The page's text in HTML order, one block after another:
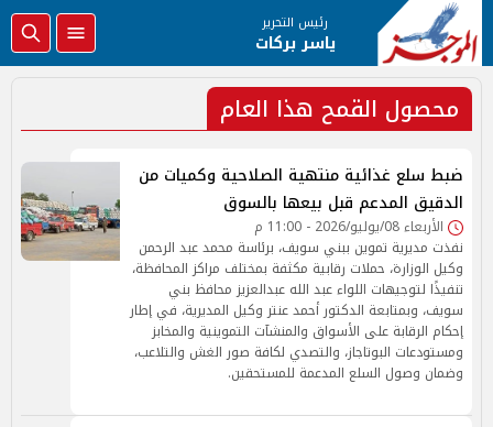
رئيس التحرير
ياسر بركات
محصول القمح هذا العام
ضبط سلع غذائية منتهية الصلاحية وكميات من
الدقيق المدعم قبل بيعها بالسوق
الأربعاء 08/يوليو/2026 - 11:00 م
نفذت مديرية تموين ببني سويف، برئاسة محمد عبد الرحمن
وكيل الوزارة، حملات رقابية مكثفة بمختلف مراكز المحافظة،
تنفيذًا لتوجيهات اللواء عبد الله عبدالعزيز محافظ بني
سويف، وبمتابعة الدكتور أحمد عنتر وكيل المديرية، في إطار
إحكام الرقابة على الأسواق والمنشآت التموينية والمخابز
ومستودعات البوتاجاز، والتصدي لكافة صور الغش والتلاعب،
وضمان وصول السلع المدعمة للمستحقين.